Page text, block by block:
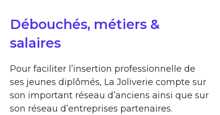
Débouchés, métiers &
salaires
Pour faciliter l’insertion professionnelle de
ses jeunes diplômés, La Joliverie compte sur
son important réseau d’anciens ainsi que sur
son réseau d’entreprises partenaires.